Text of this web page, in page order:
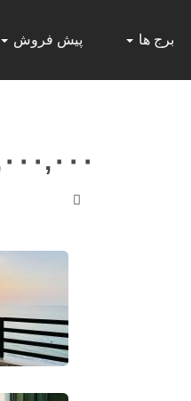
برج ها پیش فروش